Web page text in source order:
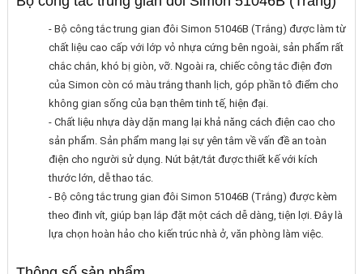
- Bộ công tắc trung gian đôi Simon 51046B (Trắng) được làm từ
chất liệu cao cấp với lớp vỏ nhựa cứng bên ngoài, sản phẩm rất
chắc chắn, khó bị giòn, vỡ. Ngoài ra, chiếc công tắc điện đơn
của Simon còn có màu trắng thanh lịch, góp phần tô điểm cho
không gian sống của bạn thêm tinh tế, hiện đại.
- Chất liệu nhựa dày dặn mang lại khả năng cách điện cao cho
sản phẩm. Sản phẩm mang lại sự yên tâm về vấn đề an toàn
điện cho người sử dụng. Nút bật/tắt được thiết kế với kích
thước lớn, dễ thao tác.
- Bộ công tắc trung gian đôi Simon 51046B (Trắng) được kèm
theo đinh vít, giúp bạn lắp đặt một cách dễ dàng, tiện lợi. Đây là
lựa chọn hoàn hảo cho kiến trúc nhà ở, văn phòng làm việc.